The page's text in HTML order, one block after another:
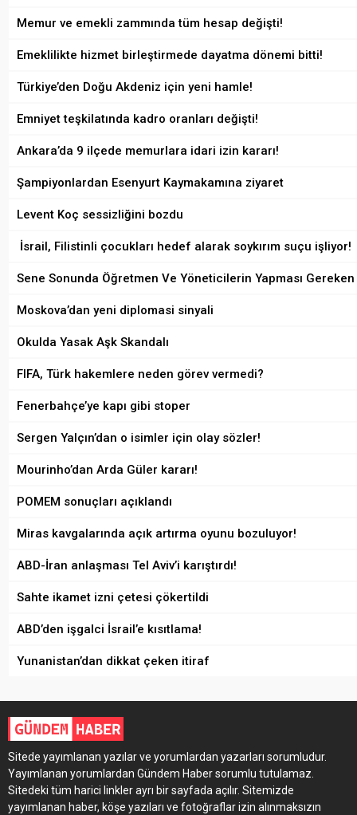
Memur ve emekli zammında tüm hesap değişti!
Emeklilikte hizmet birleştirmede dayatma dönemi bitti!
Türkiye’den Doğu Akdeniz için yeni hamle!
Emniyet teşkilatında kadro oranları değişti!
Ankara’da 9 ilçede memurlara idari izin kararı!
Şampiyonlardan Esenyurt Kaymakamına ziyaret
Levent Koç sessizliğini bozdu
İsrail, Filistinli çocukları hedef alarak soykırım suçu işliyor!
Sene Sonunda Öğretmen Ve Yöneticilerin Yapması
Moskova’dan yeni diplomasi sinyali
Okulda Yasak Aşk Skandalı
FIFA, Türk hakemlere neden görev vermedi?
Fenerbahçe’ye kapı gibi stoper
Sergen Yalçın’dan o isimler için olay sözler!
Mourinho’dan Arda Güler kararı!
POMEM sonuçları açıklandı
Miras kavgalarında açık artırma oyunu bozuluyor!
ABD-İran anlaşması Tel Aviv’i karıştırdı!
Sahte ikamet izni çetesi çökertildi
ABD’den işgalci İsrail’e kısıtlama!
Yunanistan’dan dikkat çeken itiraf
Sitede yayımlanan yazılar ve yorumlardan yazarları sorumludur.
Yayımlanan yorumlardan Gündem Haber sorumlu tutulamaz.
Sitedeki tüm harici linkler ayrı bir sayfada açılır. Sitemizde
yayımlanan haber, köşe yazıları ve fotoğraflar izin alınmaksızın